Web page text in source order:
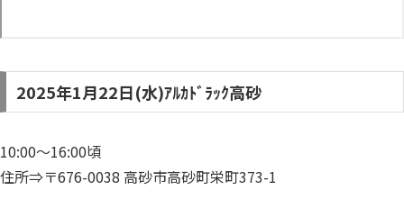
2025年1月22日(水)ｱﾙｶﾄﾞﾗｯｸ高砂
10:00～16:00頃
住所⇒〒676-0038 高砂市高砂町栄町373-1